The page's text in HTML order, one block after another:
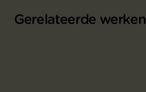
Gerelateerde werken